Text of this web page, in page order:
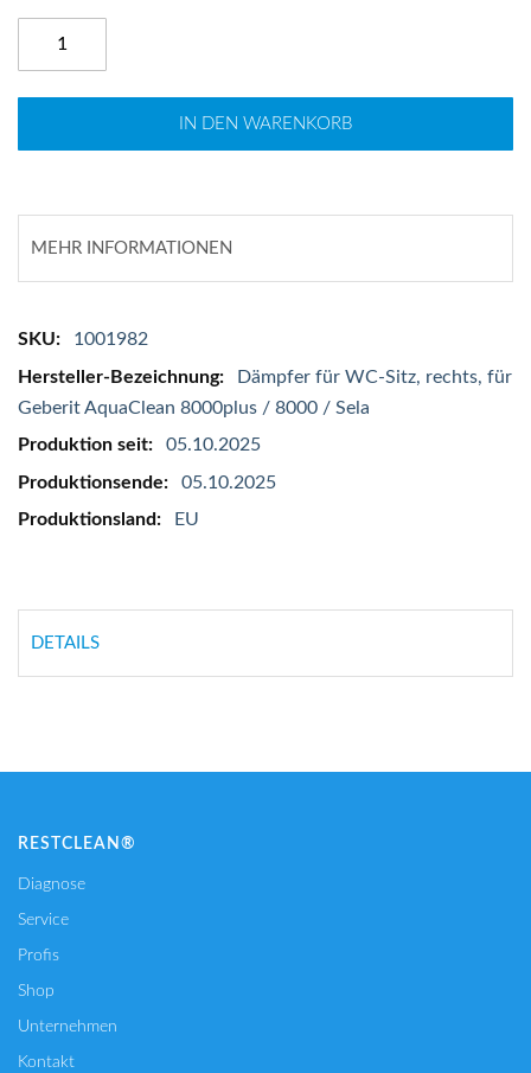
IN DEN WARENKORB
MEHR INFORMATIONEN
Mehr
Informationen
1001982
Dämpfer für WC-Sitz, rechts, für
Geberit AquaClean 8000plus / 8000 / Sela
05.10.2025
05.10.2025
EU
DETAILS
RESTCLEAN®
Diagnose
Service
Profis
Shop
Unternehmen
Kontakt